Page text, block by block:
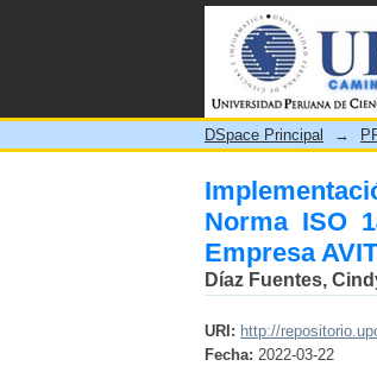
Gestión de
DSpace Principal →
Norma ISO
Empresa
Díaz Fuentes,
URI: http://
Fecha: 2022-03-22